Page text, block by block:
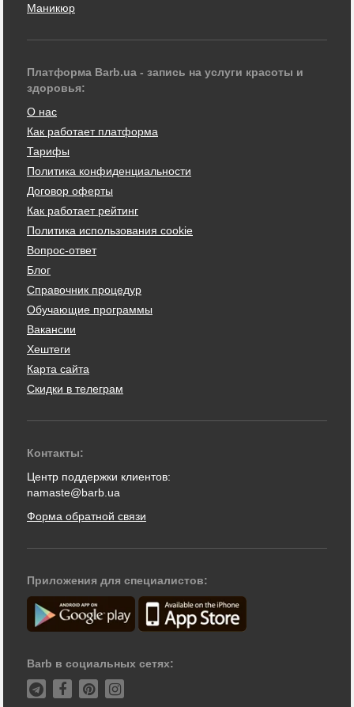
Маникюр
Платформа Barb.ua - запись на услуги красоты и
здоровья:
О нас
Как работает платформа
Тарифы
Политика конфиденциальности
Договор оферты
Как работает рейтинг
Политика использования cookie
Вопрос-ответ
Блог
Справочник процедур
Обучающие программы
Вакансии
Хештеги
Карта сайта
Скидки в телеграм
Контакты:
Центр поддержки клиентов:
namaste@barb.ua
Форма обратной связи
Приложения для специалистов:
Barb в социальных сетях: